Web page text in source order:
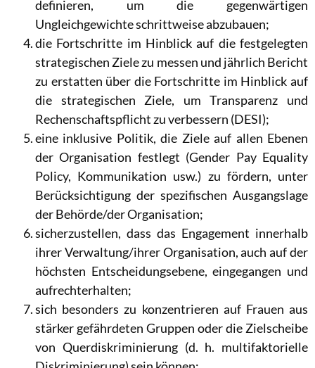
definieren, um die gegenwärtigen
Ungleichgewichte schrittweise abzubauen;
die Fortschritte im Hinblick auf die festgelegten
strategischen Ziele zu messen und jährlich Bericht
zu erstatten über die Fortschritte im Hinblick auf
die strategischen Ziele, um Transparenz und
Rechenschaftspflicht zu verbessern (DESI);
eine inklusive Politik, die Ziele auf allen Ebenen
der Organisation festlegt (Gender Pay Equality
Policy, Kommunikation usw.) zu fördern, unter
Berücksichtigung der spezifischen Ausgangslage
der Behörde/der Organisation;
sicherzustellen, dass das Engagement innerhalb
ihrer Verwaltung/ihrer Organisation, auch auf der
höchsten Entscheidungsebene, eingegangen und
aufrechterhalten;
sich besonders zu konzentrieren auf Frauen aus
stärker gefährdeten Gruppen oder die Zielscheibe
von Querdiskriminierung (d. h. multifaktorielle